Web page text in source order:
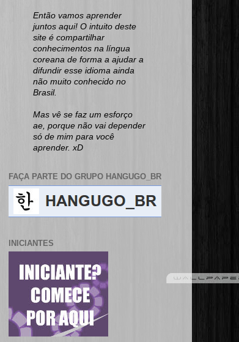
Então vamos aprender
juntos aqui! O intuito deste
site é compartilhar
conhecimentos na língua
coreana de forma a ajudar a
difundir esse idioma ainda
não muito conhecido no
Brasil.
Mas vê se faz um esforço
ae, porque não vai depender
só de mim para você
aprender. xD
FAÇA PARTE DO GRUPO HANGUGO_BR
INICIANTES